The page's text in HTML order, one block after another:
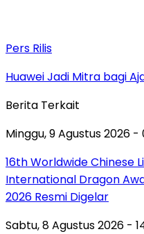
Pers Rilis
Huawei Jadi Mitra bagi
Berita Terkait
Minggu, 9 Agustus 2026 -
16th Worldwide Chinese
International Dragon
2026 Resmi Digelar
Sabtu, 8 Agustus 2026 -